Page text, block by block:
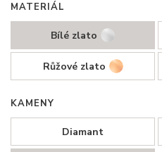
MATERIÁL
Bílé zlato
Růžové zlato
KAMENY
Diamant